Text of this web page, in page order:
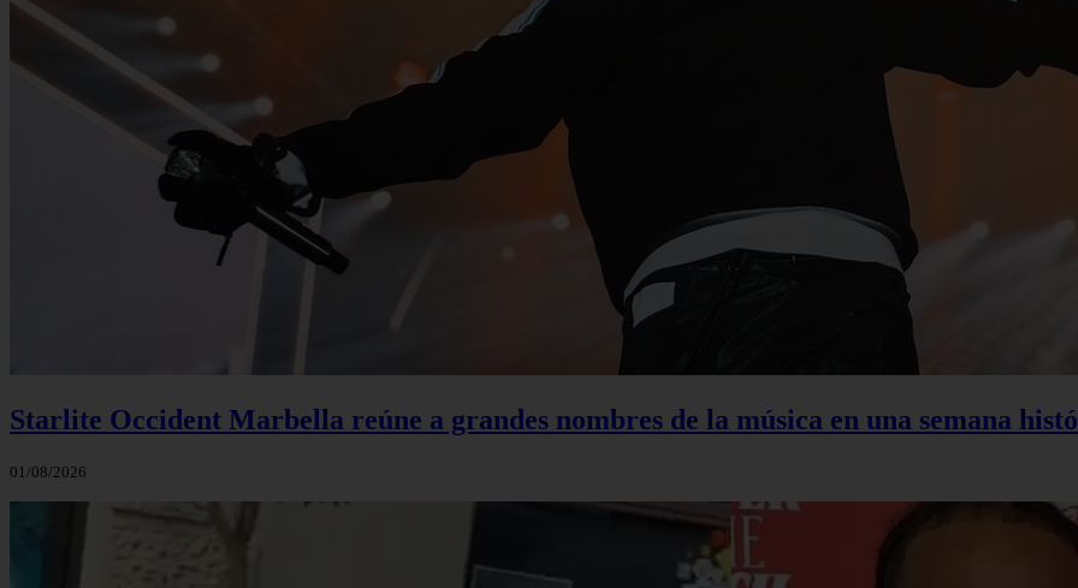
Starlite Occident Marbella reúne a grandes nombres de la música en una semana
01/08/2026